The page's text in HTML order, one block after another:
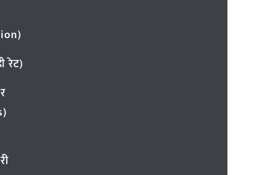
रेट)